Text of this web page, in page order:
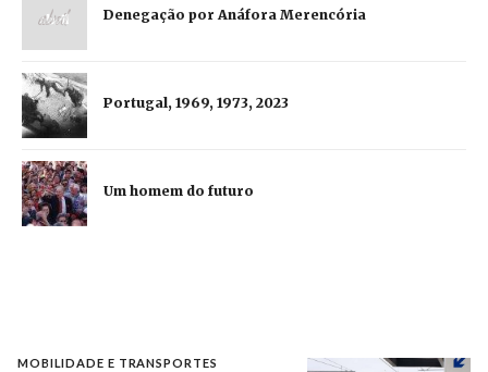
Denegação por Anáfora Merencória
Portugal, 1969, 1973, 2023
Um homem do futuro
MOBILIDADE E TRANSPORTES